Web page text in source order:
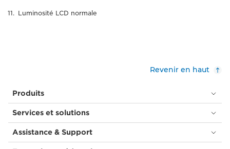
Luminosité LCD normale
Revenir en haut
Produits
Services et solutions
Assistance & Support